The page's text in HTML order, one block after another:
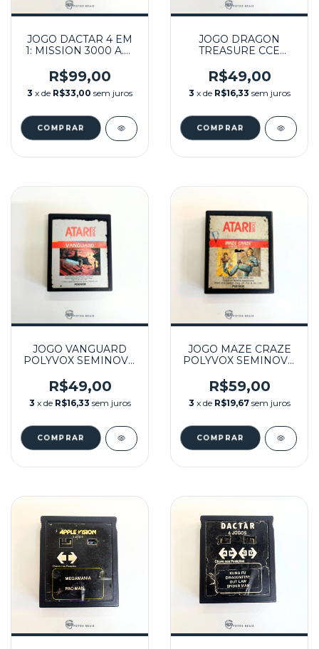
JOGO DACTAR 4 EM
1: MISSION 3000 A.D,
COSMIC ARK,
MEGAFORCE
SEMINOVO - ATARI
R$99,00
3 x de R$33,00 sem juros
JOGO DRAGON
TREASURE CCE
R$49,00
3 x de R$16,33 sem juros
JOGO VANGUARD
POLYVOX SEMINOVO
R$49,00
3 x de R$16,33 sem juros
JOGO MAZE CRAZE
POLYVOX SEMINOVO
R$59,00
3 x de R$19,67 sem juros